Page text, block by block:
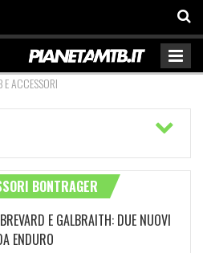
E ACCESSORI
BONTRAGER
E GALBRAITH: DUE NUOVI
ENDURO